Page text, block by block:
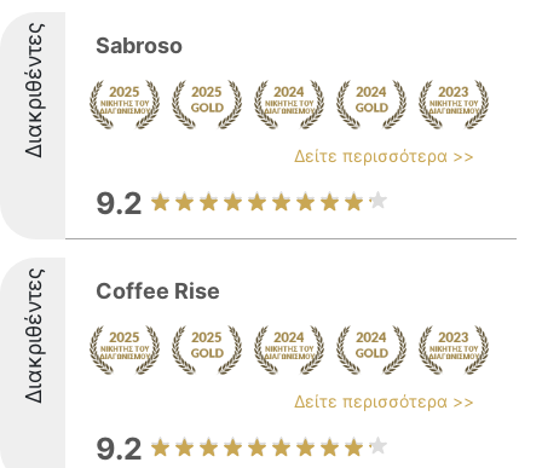
Διακριθέντες Sabroso
Δείτε περισσότερα >>
9.2
Διακριθέντες Coffee Rise
Δείτε περισσότερα >>
9.2